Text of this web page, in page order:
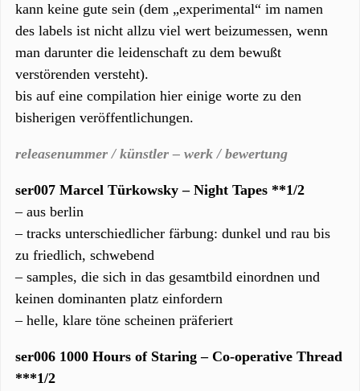
kann keine gute sein (dem „experimental“ im namen
des labels ist nicht allzu viel wert beizumessen, wenn
man darunter die leidenschaft zu dem bewußt
verstörenden versteht).
bis auf eine compilation hier einige worte zu den
bisherigen veröffentlichungen.
releasenummer / künstler – werk / bewertung
ser007 Marcel Türkowsky – Night Tapes **1/2
– aus berlin
– tracks unterschiedlicher färbung: dunkel und rau bis
zu friedlich, schwebend
– samples, die sich in das gesamtbild einordnen und
keinen dominanten platz einfordern
– helle, klare töne scheinen präferiert
ser006 1000 Hours of Staring – Co-operative Thread
***1/2